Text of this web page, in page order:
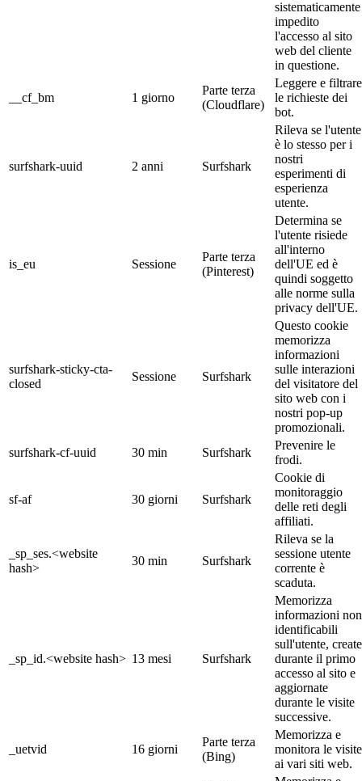
sistematicamente
impedito
l'accesso al sito
web del cliente
in questione.
__cf_bm 1 giorno
Parte terza
(Cloudflare)
Leggere e filtrare
le richieste dei
bot.
surfshark-uuid 2 anni Surfshark
Rileva se l'utente
è lo stesso per i
nostri
esperimenti di
esperienza
utente.
is_eu Sessione
Parte terza
(Pinterest)
Determina se
l'utente risiede
all'interno
dell'UE ed è
quindi soggetto
alle norme sulla
privacy dell'UE.
surfshark-sticky-cta-
closed
Sessione Surfshark
Questo cookie
memorizza
informazioni
sulle interazioni
del visitatore del
sito web con i
nostri pop-up
promozionali.
surfshark-cf-uuid
30 min Surfshark
Prevenire le
frodi.
sf-af 30 giorni Surfshark
Cookie di
monitoraggio
delle reti degli
affiliati.
_sp_ses.<website
hash>
30 min Surfshark
Rileva se la
sessione utente
corrente è
scaduta.
_sp_id.<website hash> 13 mesi Surfshark
Memorizza
informazioni non
identificabili
sull'utente, create
durante il primo
accesso al sito e
aggiornate
durante le visite
successive.
_uetvid 16 giorni
Parte terza
(Bing)
Memorizza e
monitora le visite
ai vari siti web.